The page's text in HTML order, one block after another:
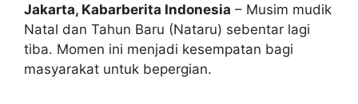
Jakarta, Kabarberita Indonesia – Musim mudik
Natal dan Tahun Baru (Nataru) sebentar lagi
tiba. Momen ini menjadi kesempatan bagi
masyarakat untuk bepergian.